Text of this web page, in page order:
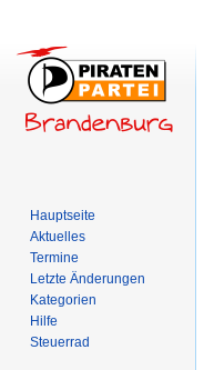
Hauptseite
Aktuelles
Termine
Letzte Änderungen
Kategorien
Hilfe
Steuerrad